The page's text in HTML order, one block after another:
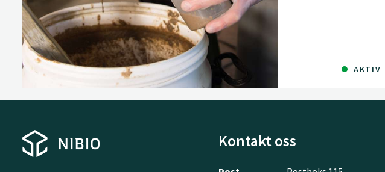
AKTIV
Kontakt oss